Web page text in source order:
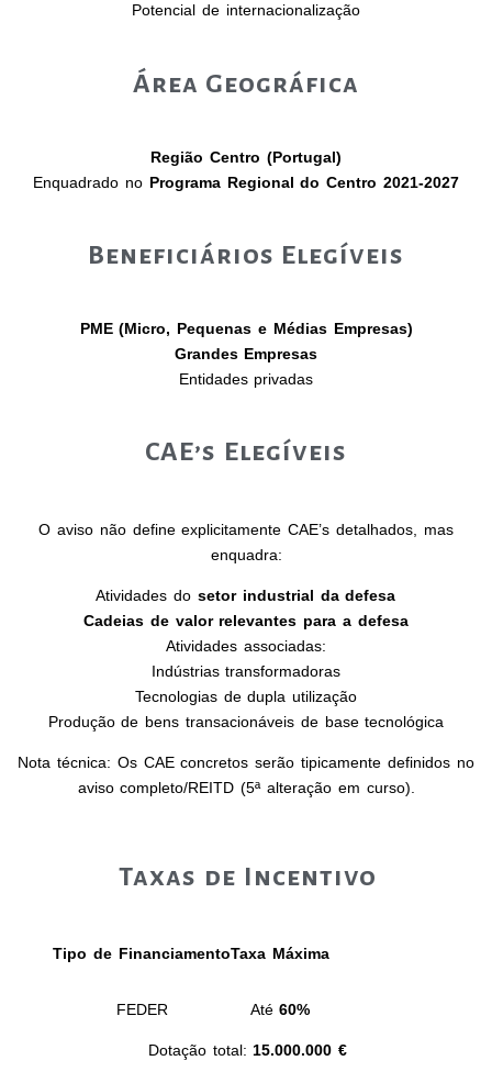
Potencial de internacionalização
Área Geográfica
Região Centro (Portugal)
Enquadrado no Programa Regional do Centro 2021-2027
Beneficiários Elegíveis
PME (Micro, Pequenas e Médias Empresas)
Grandes Empresas
Entidades privadas
CAE’s Elegíveis
O aviso não define explicitamente CAE’s detalhados, mas
enquadra:
Atividades dosetor industrial da defesa
Cadeias de valor relevantes para a defesa
Atividades associadas:
Indústrias transformadoras
Tecnologias de dupla utilização
Produção de bens transacionáveis de base tecnológica
Nota técnica: Os CAE concretos serão tipicamente definidos no
aviso completo/REITD (5ª alteração em curso).
Taxas de Incentivo
Tipo de FinanciamentoTaxa Máxima
FEDER Até60%
Dotação total: 15.000.000 €